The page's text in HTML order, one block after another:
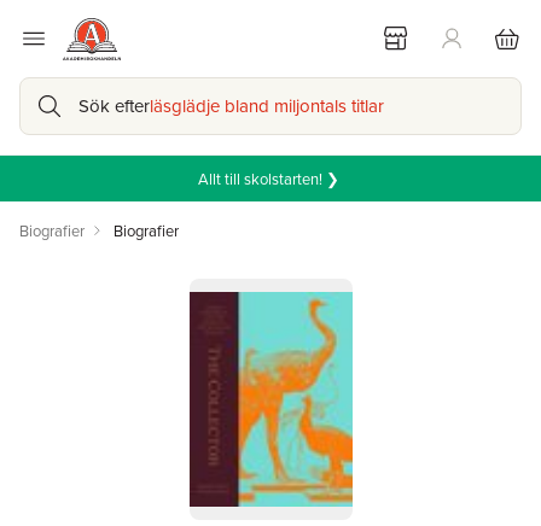
Sök efterläsglädje bland miljontals titlar
Allt till skolstarten! ❯
Biografier Biografier